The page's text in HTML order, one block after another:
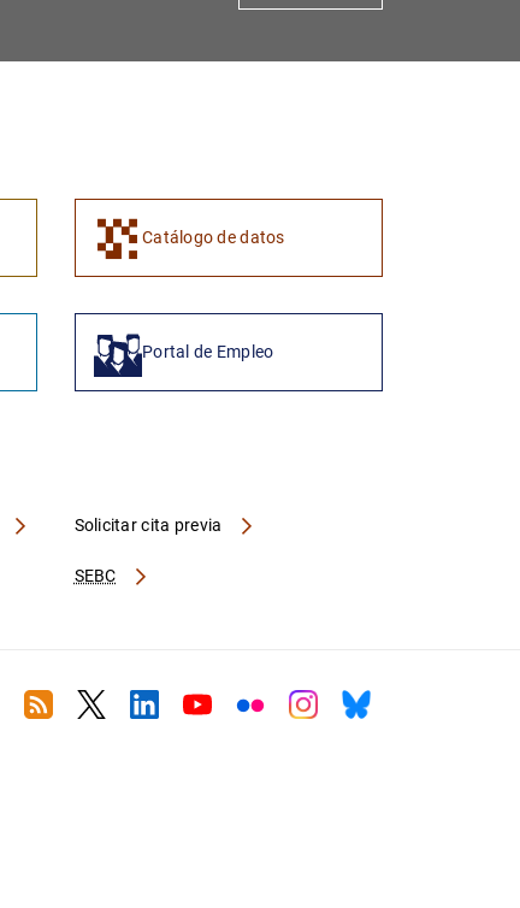
Catálogo de datos
Portal de Empleo
SEBC
Solicitar cita previa
RSS TwitterLinkedin
YoutubeFlickrInstagram
Bluesky